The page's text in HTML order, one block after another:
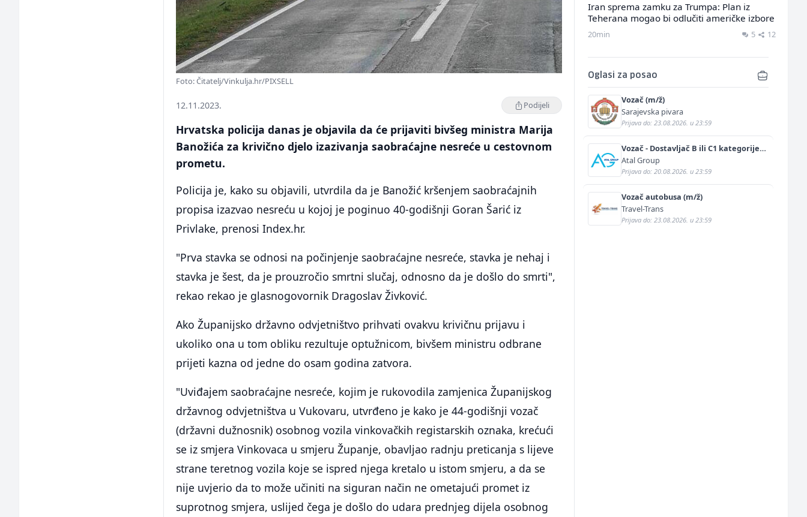
Foto: Čitatelj/Vinkulja.hr/PIXSELL
12.11.2023. Podijeli
Hrvatska policija danas je objavila da će prijaviti bivšeg ministra Marija
Banožića za krivično djelo izazivanja saobraćajne nesreće u cestovnom
prometu.
Policija je, kako su objavili, utvrdila da je Banožić kršenjem saobraćajnih
propisa izazvao nesreću u kojoj je poginuo 40-godišnji Goran Šarić iz
Privlake, prenosi Index.hr.
"Prva stavka se odnosi na počinjenje saobraćajne nesreće, stavka je nehaj i
stavka je šest, da je prouzročio smrtni slučaj, odnosno da je došlo do smrti",
rekao rekao je glasnogovornik Dragoslav Živković.
Ako Županijsko državno odvjetništvo prihvati ovakvu krivičnu prijavu i
ukoliko ona u tom obliku rezultuje optužnicom, bivšem ministru odbrane
prijeti kazna od jedne do osam godina zatvora.
"Uviđajem saobraćajne nesreće, kojim je rukovodila zamjenica Županijskog
državnog odvjetništva u Vukovaru, utvrđeno je kako je 44-godišnji vozač
(državni dužnosnik) osobnog vozila vinkovačkih registarskih oznaka, krećući
se iz smjera Vinkovaca u smjeru Županje, obavljao radnju preticanja s lijeve
strane teretnog vozila koje se ispred njega kretalo u istom smjeru, a da se
nije uvjerio da to može učiniti na siguran način ne ometajući promet iz
suprotnog smjera, uslijed čega je došlo do udara prednjeg dijela osobnog
Iran sprema zamku za Trumpa: Plan iz
Teherana mogao bi odlučiti američke izbore
20min 5 12
Oglasi za posao
Vozač (m/ž)
Sarajevska pivara
Prijava do: 23.08.2026. u 23:59
Vozač - Dostavljač B ili C1 kategorije
(m/ž)
Atal Group
Prijava do: 20.08.2026. u 23:59
Vozač autobusa (m/ž)
Travel-Trans
Prijava do: 23.08.2026. u 23:59